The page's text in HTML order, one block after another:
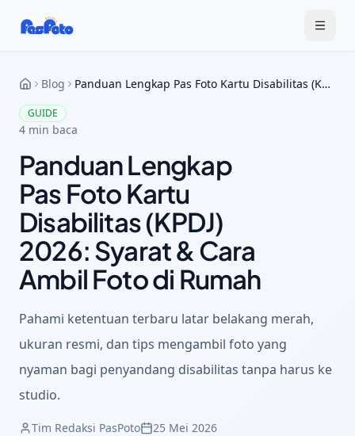
Blog Panduan Lengkap Pas Foto Kartu Disabilitas (KPDJ) 2026: Syarat & Cara Ambil Foto di Rumah
GUIDE
4 min baca
Panduan Lengkap
Pas Foto Kartu
Disabilitas (KPDJ)
2026: Syarat & Cara
Ambil Foto di Rumah
Pahami ketentuan terbaru latar belakang merah,
ukuran resmi, dan tips mengambil foto yang
nyaman bagi penyandang disabilitas tanpa harus ke
studio.
Tim Redaksi PasPoto 25 Mei 2026